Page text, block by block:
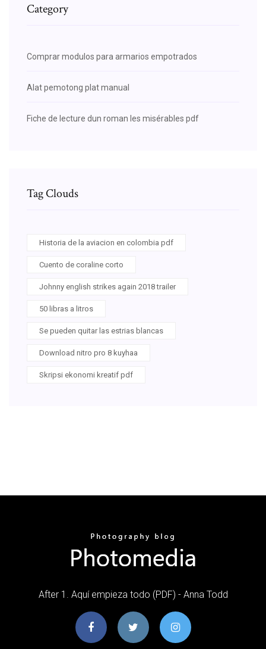
Category
Comprar modulos para armarios empotrados
Alat pemotong plat manual
Fiche de lecture dun roman les misérables pdf
Tag Clouds
Historia de la aviacion en colombia pdf
Cuento de coraline corto
Johnny english strikes again 2018 trailer
50 libras a litros
Se pueden quitar las estrias blancas
Download nitro pro 8 kuyhaa
Skripsi ekonomi kreatif pdf
After 1. Aquí empieza todo (PDF) - Anna Todd